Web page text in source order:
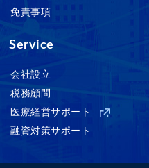
免責事項
Service
会社設立
税務顧問
医療経営サポート
融資対策サポート